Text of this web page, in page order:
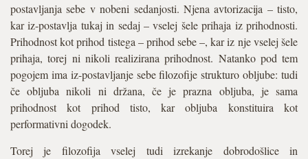
postavljanja sebe v nobeni sedanjosti. Njena avtorizacija – tisto,
kar iz-postavlja tukaj in sedaj – vselej šele prihaja iz prihodnosti.
Prihodnost kot prihod tistega – prihod sebe –, kar iz nje vselej šele
prihaja, torej ni nikoli realizirana prihodnost. Natanko pod tem
pogojem ima iz-postavljanje sebe filozofije strukturo obljube: tudi
če obljuba nikoli ni držana, če je prazna obljuba, je sama
prihodnost kot prihod tisto, kar obljuba konstituira kot
performativni dogodek.
Torej je filozofija vselej tudi izrekanje dobrodošlice in